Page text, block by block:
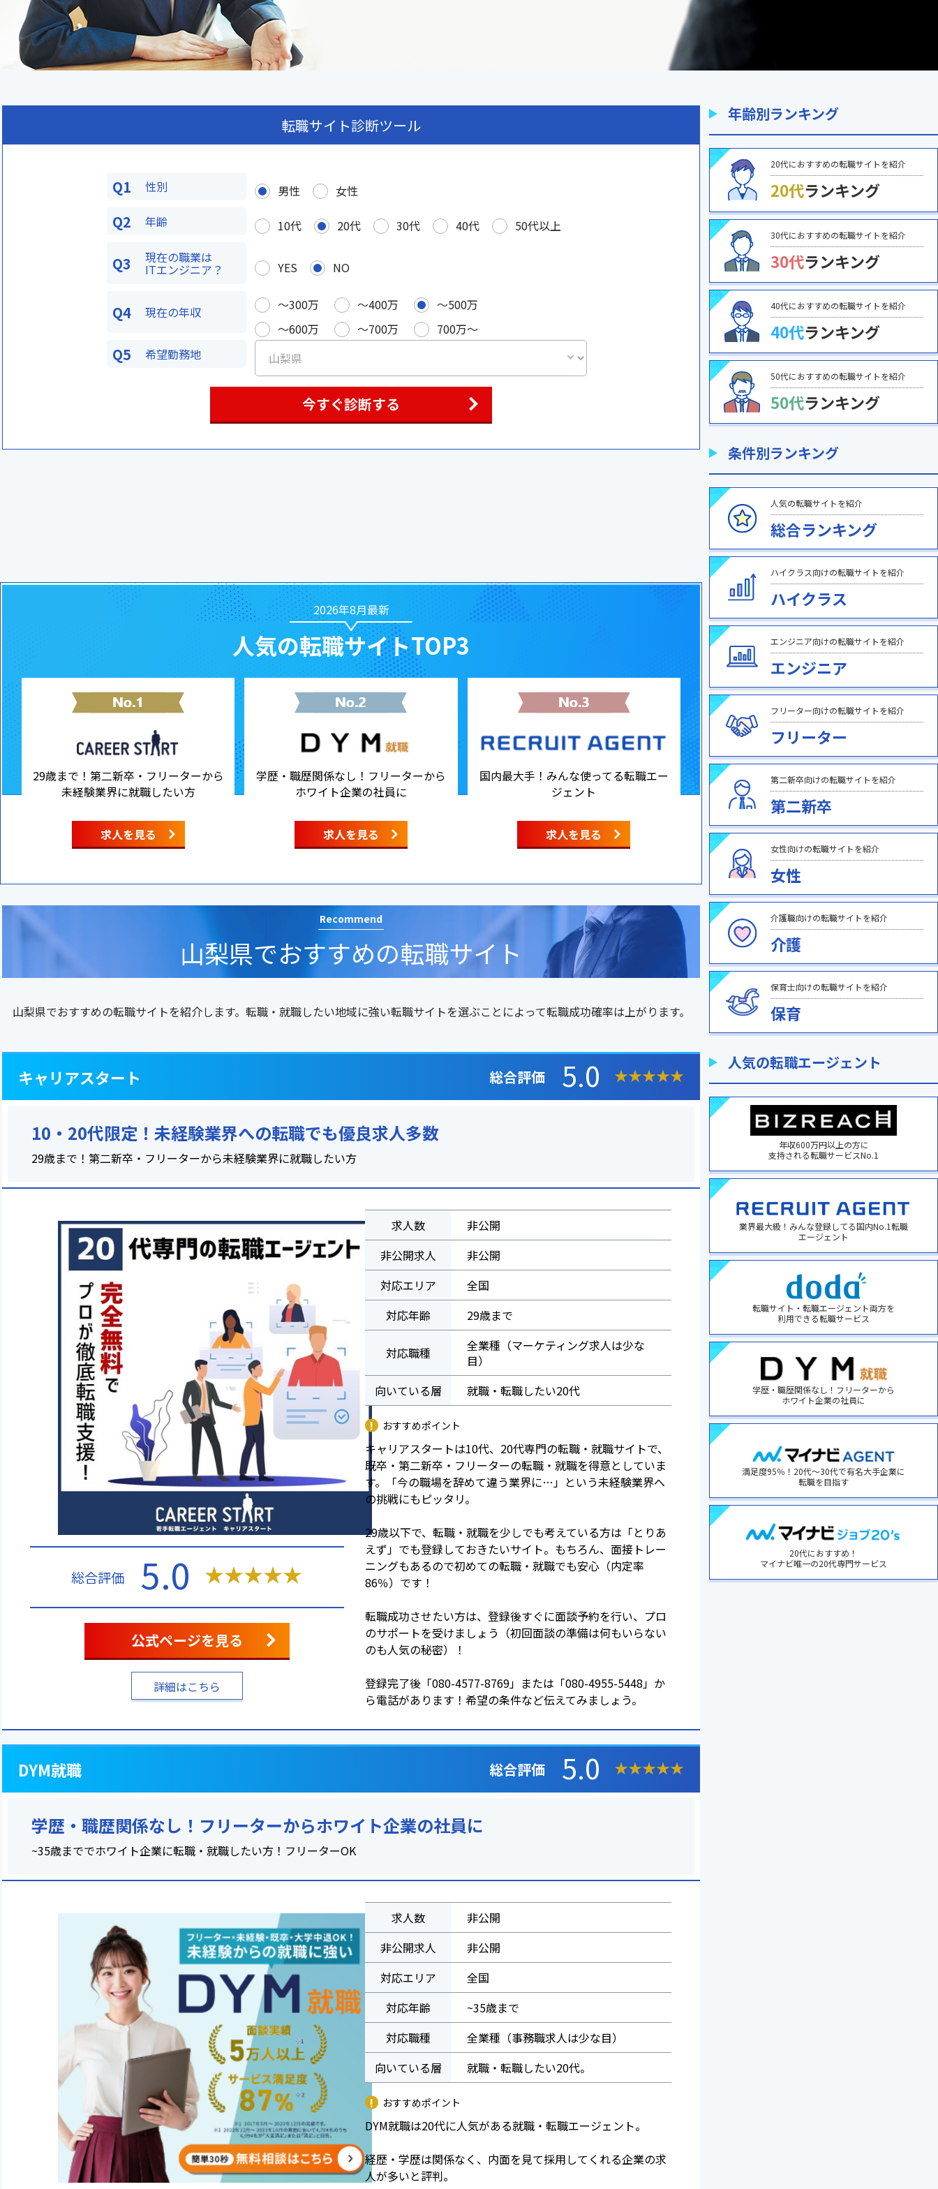
転職サイト診断ツール
Q1 性別 男性 女性
Q2 年齢 10代 20代 30代 40代 50代以上
Q3 現在の職業は
ITエンジニア？ YES NO
Q4 現在の年収 〜300万 〜400万
〜500万
〜600万
〜700万 700万〜
Q5 希望勤務地
今すぐ診断する
2026年8月最新
人気の転職サイトTOP3
29歳まで！第二新卒・フリーターから
未経験業界に就職したい方
求人を見る
学歴・職歴関係なし！フリーターから
ホワイト企業の社員に
求人を見る
国内最大手！みんな使ってる転職エー
ジェント
求人を見る
Recommend
山梨県でおすすめの転職サイト
山梨県でおすすめの転職サイトを紹介します。転職・就職したい地域に強い転職サイトを選ぶことによって転職成功確率は上がります。
キャリアスタート 総合評価 5.0 ★★★★★
10・20代限定！未経験業界への転職でも優良求人多数
29歳まで！第二新卒・フリーターから未経験業界に就職したい方
総合評価 5.0 ★★★★★
公式ページを見る
詳細はこちら
求人数
非公開
非公開求人
非公開
対応エリア
全国
対応年齢
29歳まで
対応職種
全業種（マーケティング求人は少な
目）
向いている層
就職・転職したい20代
おすすめポイント
キャリアスタートは10代、20代専門の転職・就職サイトで、
既卒・第二新卒・フリーターの転職・就職を得意としていま
す。「今の職場を辞めて違う業界に…」という未経験業界へ
の挑戦にもピッタリ。
29歳以下で、転職・就職を少しでも考えている方は「とりあ
えず」でも登録しておきたいサイト。もちろん、面接トレー
ニングもあるので初めての転職・就職でも安心（内定率
86％）です！
転職成功させたい方は、登録後すぐに面談予約を行い、プロ
のサポートを受けましょう（初回面談の準備は何もいらない
のも人気の秘密）！
登録完了後「080-4577-8769」または「080-4955-5448」か
ら電話があります！希望の条件など伝えてみましょう。
DYM就職 総合評価 5.0 ★★★★★
学歴・職歴関係なし！フリーターからホワイト企業の社員に
~35歳まででホワイト企業に転職・就職したい方！フリーターOK
求人数
非公開
非公開求人
非公開
対応エリア
全国
対応年齢
~35歳まで
対応職種
全業種（事務職求人は少な目）
向いている層
就職・転職したい20代。
おすすめポイント
DYM就職は20代に人気がある就職・転職エージェント。
経歴・学歴は関係なく、内面を見て採用してくれる企業の求
人が多いと評判。
年齢別ランキング
20代におすすめの転職サイトを紹介
20代ランキング
30代におすすめの転職サイトを紹介
30代ランキング
40代におすすめの転職サイトを紹介
40代ランキング
50代におすすめの転職サイトを紹介
50代ランキング
条件別ランキング
人気の転職サイトを紹介
総合ランキング
ハイクラス向けの転職サイトを紹介
ハイクラス
エンジニア向けの転職サイトを紹介
エンジニア
フリーター向けの転職サイトを紹介
フリーター
第二新卒向けの転職サイトを紹介
第二新卒
女性向けの転職サイトを紹介
女性
介護職向けの転職サイトを紹介
介護
保育士向けの転職サイトを紹介
保育
人気の転職エージェント
年収600万円以上の方に
支持される転職サービスNo.1
業界最大級！みんな登録してる国内No.1転職
エージェント
転職サイト・転職エージェント両方を
利用できる転職サービス
学歴・職歴関係なし！フリーターから
ホワイト企業の社員に
満足度95％！20代～30代で有名大手企業に
転職を目指す
20代におすすめ！
マイナビ唯一の20代専門サービス